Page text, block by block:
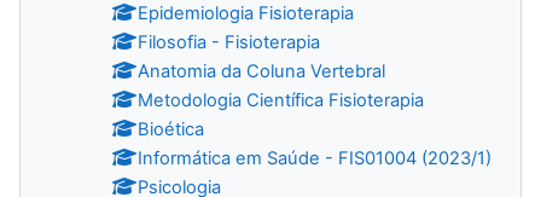
Epidemiologia Fisioterapia
Filosofia - Fisioterapia
Anatomia da Coluna Vertebral
Metodologia Científica Fisioterapia
Bioética
Informática em Saúde - FIS01004 (2023/1)
Psicologia